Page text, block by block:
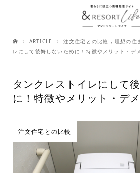
ARTICLE 注文住宅との比較 , 理想の住
レにして後悔しないために！特徴やメリット・デ
タンクレストイレにして
に！特徴やメリット・デ
注文住宅との比較